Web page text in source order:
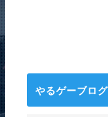
やるゲーブロ